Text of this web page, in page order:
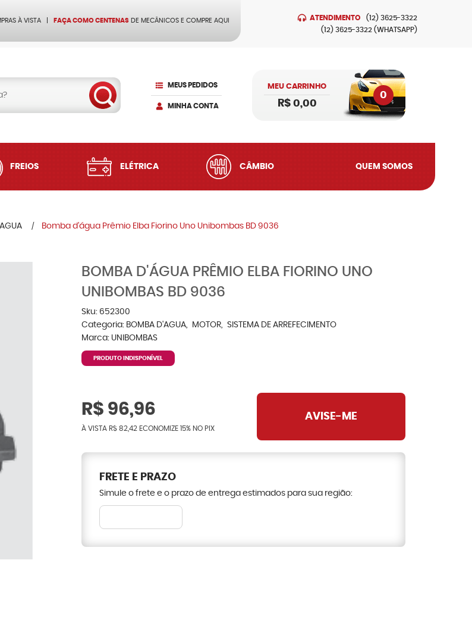
À VISTA FAÇA COMO CENTENAS DE MECÂNICOS E COMPRE AQUI ATENDIMENTO (12) 3625-3322
(12) 3625-3322 (WHATSAPP)
MEUS PEDIDOS
MINHA CONTA
MEU CARRINHO
0
R$ 0,00
FREIOS ELÉTRICA CÂMBIO QUEM SOMOS
Bomba d'água Prêmio Elba Fiorino Uno Unibombas BD 9036
BOMBA D'ÁGUA PRÊMIO ELBA FIORINO UNO
UNIBOMBAS BD 9036
Sku: 652300
Categoria: BOMBA D'AGUA MOTOR
SISTEMA DE ARREFECIMENTO
Marca: UNIBOMBAS
PRODUTO INDISPONÍVEL
R$ 96,96
À VISTA R$ 82,42 ECONOMIZE 15% NO PIX
AVISE-ME
FRETE E PRAZO
Simule o frete e o prazo de entrega estimados para sua região: